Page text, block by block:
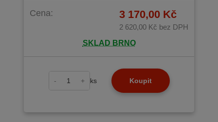
výkon (kW) 33 - průtok vzduchu: 650 m3 / h -
maximální odběr plynu (kg/h) 2,4 - termostat proti
Cena: 3 170,00 Kč
2 620,00 Kč bez DPH
SKLAD BRNO
- + ks Koupit